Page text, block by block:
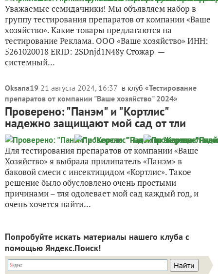
Уважаемые семидачники! Мы объявляем набор в
группу тестирования препаратов от компании «Ваше
хозяйство». Какие товары предлагаются на
тестирование Реклама. ООО «Ваше хозяйство» ИНН:
5261020018 ERID: 2SDnjd1N48y Стожар —
системный...
Oksana19 21 августа 2024, 16:37 в клуб «Тестирование
препаратов от компании "Ваше хозяйство" 2024»
Проверено: "Панэм" и "Кортлис"
надежно защищают мой сад от тли
Для тестирования препаратов от компании «Ваше
Хозяйство» я выбрала прилипатель «Панэм» в
баковой смеси с инсектицидом «Кортлис». Такое
решение было обусловлено очень простыми
причинами – тля одолевает мой сад каждый год, и
очень хочется найти...
Попробуйте искать материалы нашего клуба с
помощью Яндекс.Поиск!